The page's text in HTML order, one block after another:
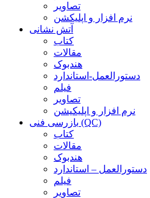
تصاویر
نرم افزار و اپلیکشن
آتش نشانی
کتاب
مقالات
هندبوک
دستورالعمل-استاندارد
فیلم
تصاویر
نرم افزار و اپلیکیشن
بازرسی فنی (QC)
کتاب
مقالات
هندبوک
دستورالعمل – استاندارد
فیلم
تصاویر